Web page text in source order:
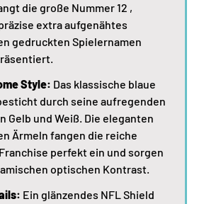
die große Nummer 12 ,
extra aufgenähtes
gedruckten Spielernamen
Style: Das klassische blaue
durch seine aufregenden
Gelb und Weiß. Die eleganten
Ärmeln fangen die reiche
perfekt ein und sorgen
optischen Kontrast.
Ein glänzendes NFL Shield